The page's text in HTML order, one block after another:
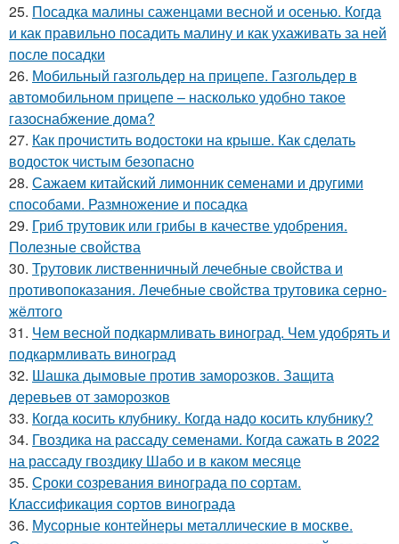
25. Посадка малины саженцами весной и осенью. Когда
и как правильно посадить малину и как ухаживать за ней
после посадки
26. Мобильный газгольдер на прицепе. Газгольдер в
автомобильном прицепе – насколько удобно такое
газоснабжение дома?
27. Как прочистить водостоки на крыше. Как сделать
водосток чистым безопасно
28. Сажаем китайский лимонник семенами и другими
способами. Размножение и посадка
29. Гриб трутовик или грибы в качестве удобрения.
Полезные свойства
30. Трутовик лиственничный лечебные свойства и
противопоказания. Лечебные свойства трутовика серно-
жёлтого
31. Чем весной подкармливать виноград. Чем удобрять и
подкармливать виноград
32. Шашка дымовые против заморозков. Защита
деревьев от заморозков
33. Когда косить клубнику. Когда надо косить клубнику?
34. Гвоздика на рассаду семенами. Когда сажать в 2022
на рассаду гвоздику Шабо и в каком месяце
35. Сроки созревания винограда по сортам.
Классификация сортов винограда
36. Мусорные контейнеры металлические в москве.